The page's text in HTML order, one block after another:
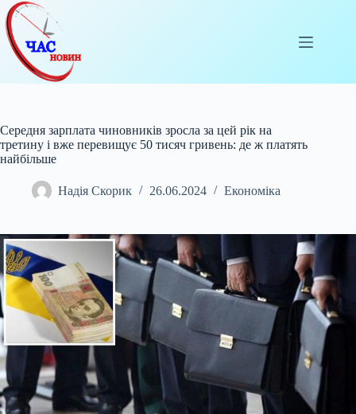
Перейти
до
вмісту
Середня зарплата чиновників зросла за цей рік на
третину і вже перевищує 50 тисяч гривень: де ж платять
найбільше
Надія Скорик 26.06.2024 Економіка